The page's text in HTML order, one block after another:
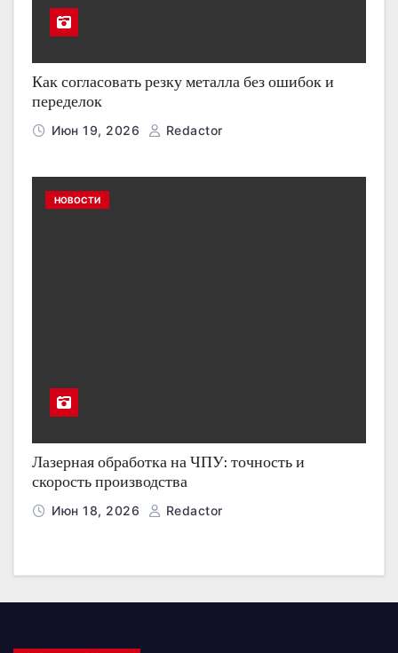
Как согласовать резку металла без ошибок и
переделок
Июн 19, 2026 Redactor
НОВОСТИ
Лазерная обработка на ЧПУ: точность и
скорость производства
Июн 18, 2026 Redactor